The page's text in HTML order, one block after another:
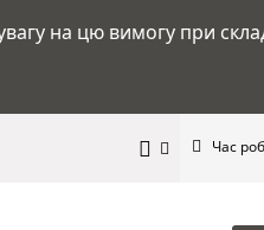
на цю вимогу при
Час